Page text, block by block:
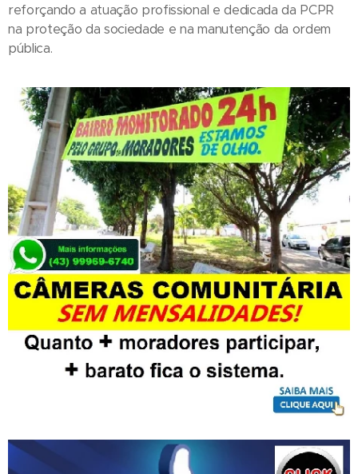
reforçando a atuação profissional e dedicada da PCPR
na proteção da sociedade e na manutenção da ordem
pública.